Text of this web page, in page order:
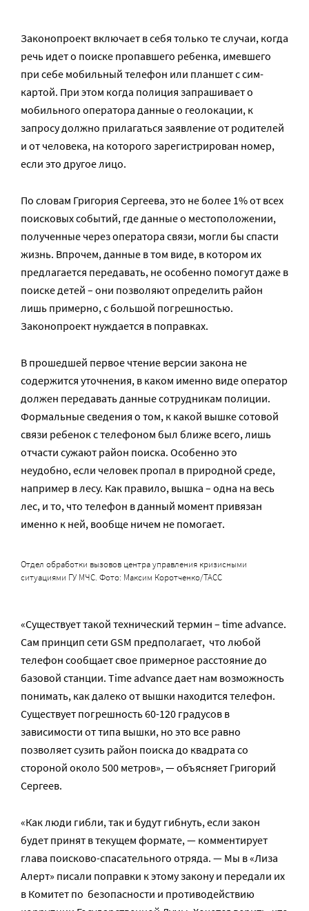
Законопроект включает в себя только те случаи, когда
речь идет о поиске пропавшего ребенка, имевшего
при себе мобильный телефон или планшет с сим-
картой. При этом когда полиция запрашивает о
мобильного оператора данные о геолокации, к
запросу должно прилагаться заявление от родителей
и от человека, на которого зарегистрирован номер,
если это другое лицо.
По словам Григория Сергеева, это не более 1% от всех
поисковых событий, где данные о местоположении,
полученные через оператора связи, могли бы спасти
жизнь. Впрочем, данные в том виде, в котором их
предлагается передавать, не особенно помогут даже в
поиске детей – они позволяют определить район
лишь примерно, с большой погрешностью.
Законопроект нуждается в поправках.
В прошедшей первое чтение версии закона не
содержится уточнения, в каком именно виде оператор
должен передавать данные сотрудникам полиции.
Формальные сведения о том, к какой вышке сотовой
связи ребенок с телефоном был ближе всего, лишь
отчасти сужают район поиска. Особенно это
неудобно, если человек пропал в природной среде,
например в лесу. Как правило, вышка – одна на весь
лес, и то, что телефон в данный момент привязан
именно к ней, вообще ничем не помогает.
Отдел обработки вызовов центра управления кризисными
ситуациями ГУ МЧС. Фото: Максим Коротченко/ТАСС
«Существует такой технический термин – time advance.
Сам принцип сети GSM предполагает, что любой
телефон сообщает свое примерное расстояние до
базовой станции. Time advance дает нам возможность
понимать, как далеко от вышки находится телефон.
Существует погрешность 60-120 градусов в
зависимости от типа вышки, но это все равно
позволяет сузить район поиска до квадрата со
стороной около 500 метров», — объясняет Григорий
Сергеев.
«Как люди гибли, так и будут гибнуть, если закон
будет принят в текущем формате, — комментирует
глава поисково-спасательного отряда. — Мы в «Лиза
Алерт» писали поправки к этому закону и передали их
в Комитет по безопасности и противодействию